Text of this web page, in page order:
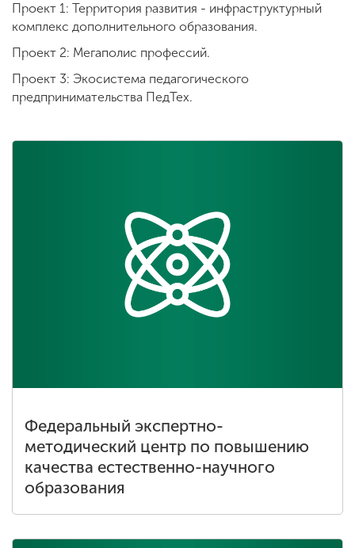
Сведения об
образовательной
организации
комиссия
+7 (831) 262-26-20
Проект 1: Территория развития - инфраструктурный
комплекс дополнительного образования.
Проект 2: Мегаполис профессий.
Проект 3: Экосистема педагогического
предпринимательства ПедТех.
Федеральный экспертно-
методический центр по повышению
качества естественно-научного
образования